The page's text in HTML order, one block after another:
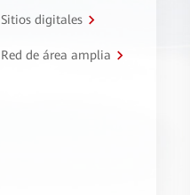
Sitios digitales
Red de área amplia